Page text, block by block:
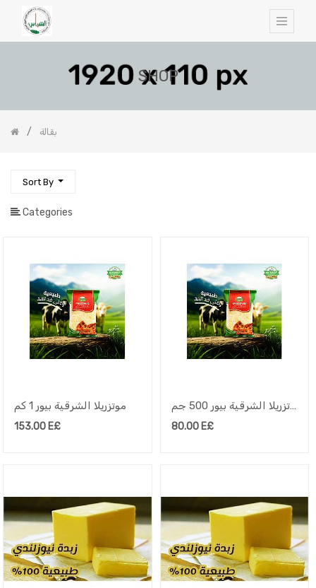
SHOP
بقالة
Sort By
Categories
موتزريلا الشرقية بيور 1 كم
153.00 E£
موتزريلا الشرقية بيور 500 جم
80.00E£